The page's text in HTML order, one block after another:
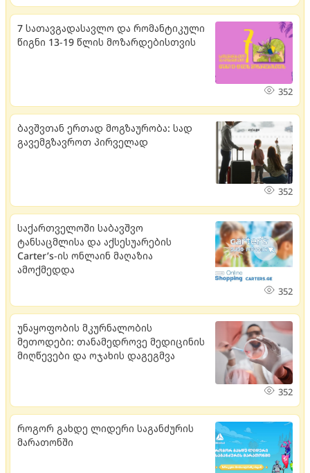
7 სათავგადასავლო და რომანტიკული
წიგნი 13-19 წლის მოზარდებისთვის
352
ბავშვთან ერთად მოგზაურობა: სად
გავემგზავროთ პირველად
352
საქართველოში საბავშვო
ტანსაცმლისა და აქსესუარების
Carter’s-ის ონლაინ მაღაზია
ამოქმედდა
352
უნაყოფობის მკურნალობის
მეთოდები: თანამედროვე მედიცინის
მიღწევები და ოჯახის დაგეგმვა
352
როგორ გახდე ლიდერი საგანძურის
მარათონში